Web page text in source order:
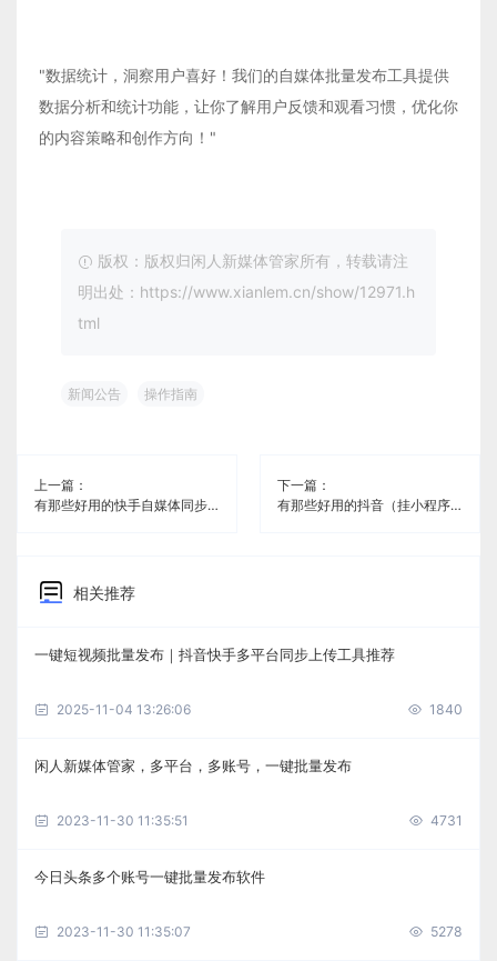
"数据统计，洞察用户喜好！我们的自媒体批量发布工具提供
数据分析和统计功能，让你了解用户反馈和观看习惯，优化你
的内容策略和创作方向！"
版权：版权归闲人新媒体管家所有，转载请注
明出处：https://www.xianlem.cn/show/12971.h
tml
新闻公告 操作指南
上一篇：
有那些好用的快手自媒体同步免费软件《闲人新媒体管家》
下一篇：
有那些好用的抖音（挂小程序）自媒体同步免费软件《闲人新媒体管家》
相关推荐
一键短视频批量发布｜抖音快手多平台同步上传工具推荐
2025-11-04 13:26:06 1840
闲人新媒体管家，多平台，多账号，一键批量发布
2023-11-30 11:35:51 4731
今日头条多个账号一键批量发布软件
2023-11-30 11:35:07 5278